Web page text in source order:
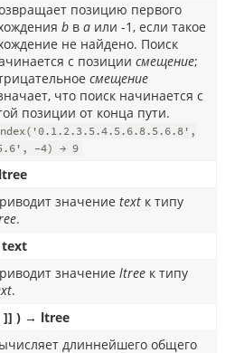
позицию первого
b в a или -1, если такое
не найдено. Поиск
с позиции смещение;
смещение
что поиск начинается с
позиции от конца пути.
-4) → 9
значение text к типу
.
значение ltree к типу
.
]] ) → ltree
длиннейшего общего